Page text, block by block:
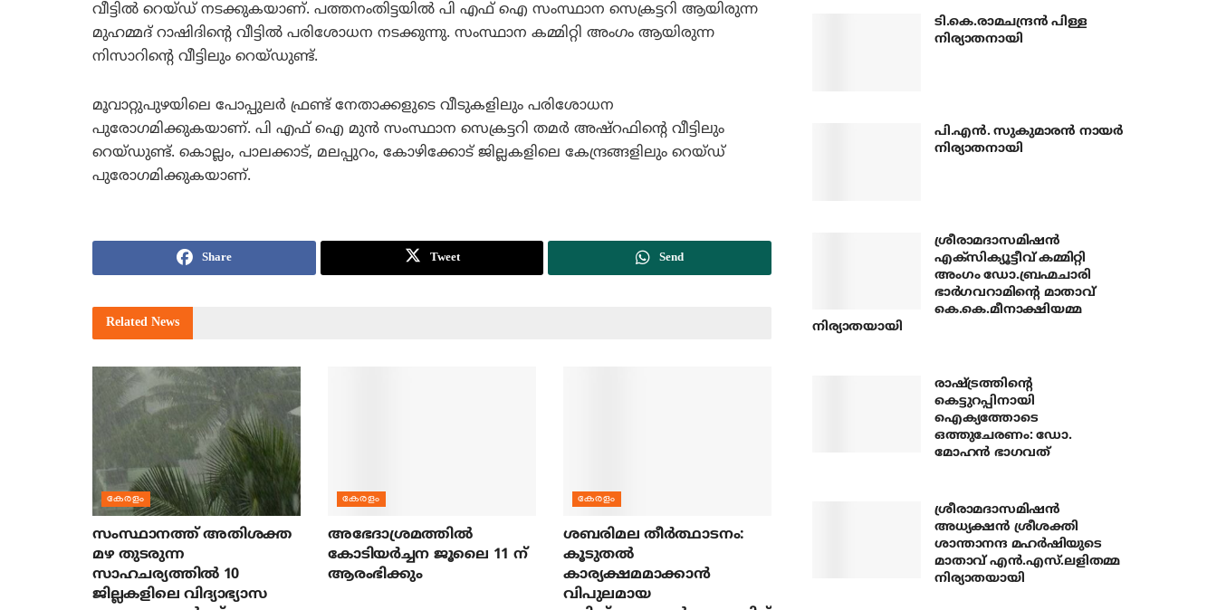
വീട്ടില്‍ റെയ്ഡ് നടക്കുകയാണ്. പത്തനംതിട്ടയില്‍ പി എഫ് ഐ സംസ്ഥാന സെക്രട്ടറി ആയിരുന്ന
മുഹമ്മദ് റാഷിദിന്റെ വീട്ടില്‍ പരിശോധന നടക്കുന്നു. സംസ്ഥാന കമ്മിറ്റി അംഗം ആയിരുന്ന
നിസാറിന്റെ വീട്ടിലും റെയ്ഡുണ്ട്.
മൂവാറ്റുപുഴയിലെ പോപ്പുലര്‍ ഫ്രണ്ട് നേതാക്കളുടെ വീടുകളിലും പരിശോധന
പുരോഗമിക്കുകയാണ്. പി എഫ് ഐ മുന്‍ സംസ്ഥാന സെക്രട്ടറി തമര്‍ അഷ്റഫിന്റെ വീട്ടിലും
റെയ്ഡുണ്ട്. കൊല്ലം, പാലക്കാട്, മലപ്പുറം, കോഴിക്കോട് ജില്ലകളിലെ കേന്ദ്രങ്ങളിലും റെയ്ഡ്
പുരാേഗമിക്കുകയാണ്.
Share Tweet Send
Related News
കേരളം
സംസ്ഥാനത്ത് അതിശക്ത
മഴ തുടരുന്ന
സാഹചര്യത്തിൽ 10
ജില്ലകളിലെ വിദ്യാഭ്യാസ
കേരളം
അഭേദാശ്രമത്തില്‍
കോടിയര്‍ച്ചന ജൂലൈ 11 ന്
ആരംഭിക്കും
കേരളം
ശബരിമല തീര്‍ത്ഥാടനം:
കൂടുതല്‍
കാര്യക്ഷമമാക്കാന്‍
വിപുലമായ
ടി.കെ.രാമചന്ദ്രന്‍ പിള്ള
നിര്യാതനായി
പി.എന്‍. സുകുമാരന്‍ നായര്‍
നിര്യാതനായി
ശ്രീരാമദാസമിഷന്‍
എക്‌സിക്യൂട്ടീവ് കമ്മിറ്റി
അംഗം ഡോ.ബ്രഹ്മചാരി
ഭാര്‍ഗവറാമിന്റെ മാതാവ്
കെ.കെ.മീനാക്ഷിയമ്മ
നിര്യാതയായി
രാഷ്ട്രത്തിന്റെ
കെട്ടുറപ്പിനായി
ഐക്യത്തോടെ
ഒത്തുചേരണം: ഡോ.
മോഹന്‍ ഭാഗവത്
ശ്രീരാമദാസമിഷന്‍
അധ്യക്ഷന്‍ ശ്രീശക്തി
ശാന്താനന്ദ മഹര്‍ഷിയുടെ
മാതാവ് എന്‍.എസ്.ലളിതമ്മ
നിര്യാതയായി